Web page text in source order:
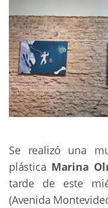
Se realizó una
plástica Marina
tarde de este
(Avenida